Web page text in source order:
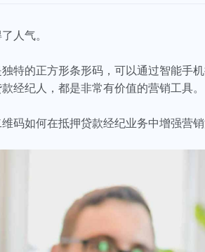
人气。
特的正方形条形码，可以通过智能手
经纪人，都是非常有价值的营销工具。
码如何在抵押贷款经纪业务中增强营销